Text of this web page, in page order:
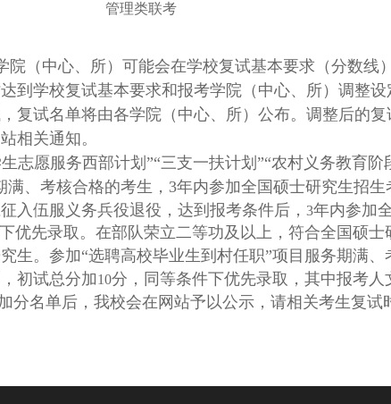
管理类联考
院（中心、所）可能会在学校复试基本要求（分数线
到学校复试基本要求和报考学院（中心、所）调整
复试名单将由各学院（中心、所）公布。调整后的
相关通知。
生志愿服务西部计划”“三支一扶计划”“农村义务教育
满、考核合格的考生，3年内参加全国硕士研究生招生
入伍服义务兵役退役，达到报考条件后， 3年内参加
优先录取。在部队荣立二等功及以上，符合全国硕
生。参加“选聘高校毕业生到村任职”项目服务期满
初试总分加10分，同等条件下优先录取，其中报考
分名单后，我校会在网站予以公示，请相关考生复试